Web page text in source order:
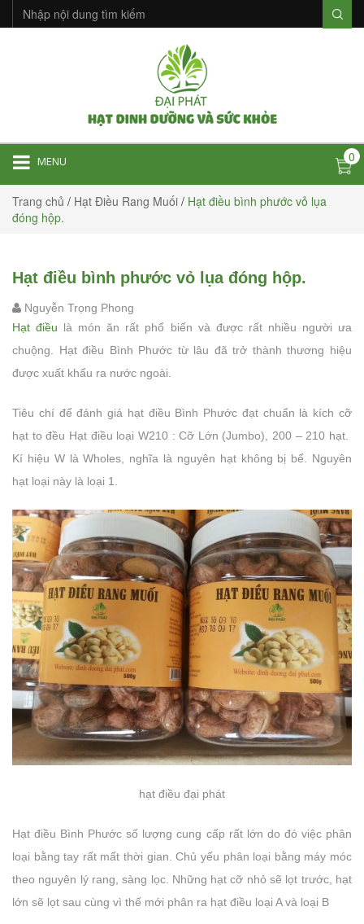
MENU 0
Trang chủ / Hạt Điều Rang Muối / Hạt điều bình phước vỏ lụa
đóng hộp.
Hạt điều bình phước vỏ lụa đóng hộp.
Nguyễn Trọng Phong
Hạt điều là món ăn rất phổ biến và được rất nhiều người ưa
chuộng. Hạt điều Bình Phước từ lâu đã trở thành thương hiệu
được xuất khẩu ra nước ngoài.
Tiêu chí để đánh giá hạt điều Bình Phước đạt chuẩn là kích cỡ
hạt to đều Hạt điều loại W210 : Cỡ Lớn (Jumbo), 200 – 210 hạt.
Kí hiệu W là Wholes, nghĩa là nguyên hạt không bị bể. Nguyên
hạt loại này là loại 1.
hạt điều đại phát
Hạt điều Bình Phước số lượng cung cấp rất lớn do đó việc phân
loại bằng tay rất mất thời gian. Chủ yếu phân loại bằng máy móc
theo nguyên lý rang, sàng lọc. Những hạt cỡ nhỏ sẽ lọt trước, hạt
lớn sẽ lọt sau cùng vì thế mới phân ra hạt điều loại A và loại B